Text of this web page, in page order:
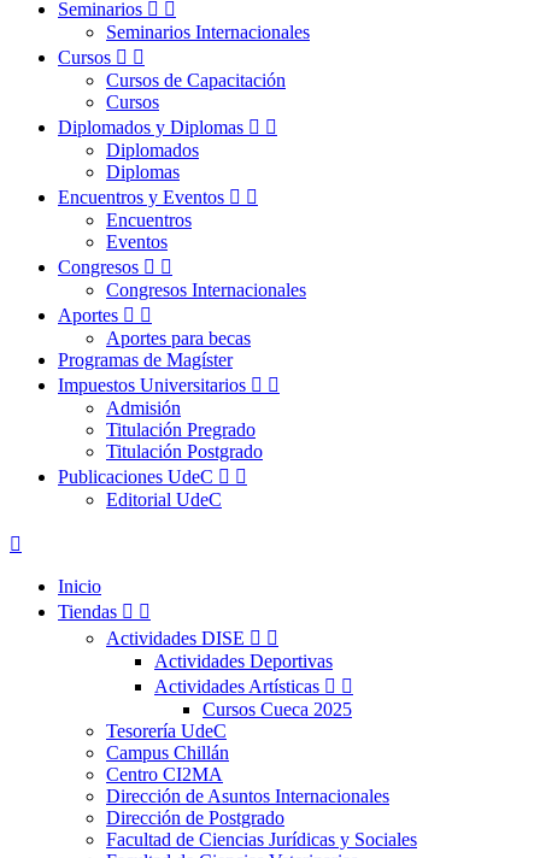
Seminarios  
Seminarios Internacionales
Cursos  
Cursos de Capacitación
Cursos
Diplomados y Diplomas  
Diplomados
Diplomas
Encuentros y Eventos  
Encuentros
Eventos
Congresos  
Congresos Internacionales
Aportes  
Aportes para becas
Programas de Magíster
Impuestos Universitarios  
Admisión
Titulación Pregrado
Titulación Postgrado
Publicaciones UdeC  
Editorial UdeC

Inicio
Tiendas  
Actividades DISE  
Actividades Deportivas
Actividades Artísticas  
Cursos Cueca 2025
Tesorería UdeC
Campus Chillán
Centro CI2MA
Dirección de Asuntos Internacionales
Dirección de Postgrado
Facultad de Ciencias Jurídicas y Sociales